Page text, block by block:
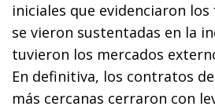
iniciales que evidenciaron
se vieron sustentadas en la
tuvieron los mercados
En definitiva, los contratos
más cercanas cerraron con